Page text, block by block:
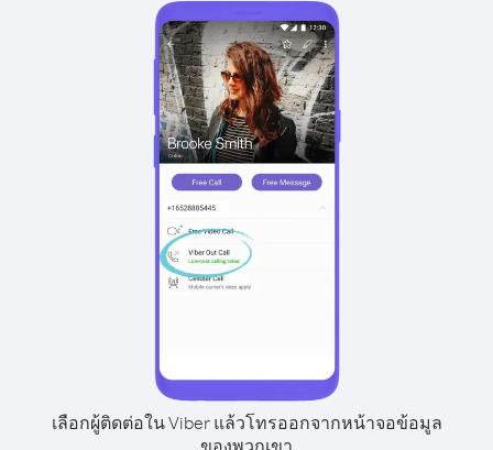
เลือกผู้ติดต่อใน Viber แล้วโทรออกจากหน้าจอข้อมูล
ของพวกเขา